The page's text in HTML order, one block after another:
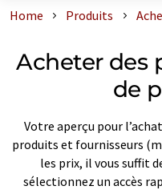
Home Produits
Acheter des
de
Votre aperçu pour
produits et fournisseurs
les prix, il vous suffit
sélectionnez un accès